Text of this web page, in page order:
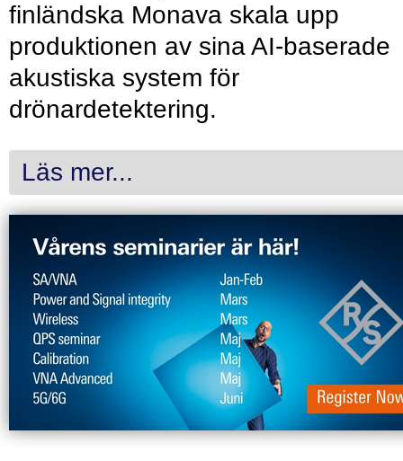
finländska Monava skala upp
produktionen av sina AI-baserade
akustiska system för
drönardetektering.
Läs mer...